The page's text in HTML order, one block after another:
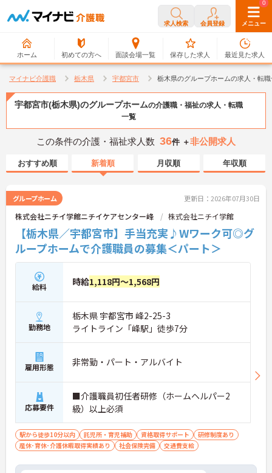
求人検索 会員登録 メニュー
ホーム 初めての方へ 面談会場一覧
0
保存した求人
0
最近見た求人
マイナビ介護職 栃木県 宇都宮市 栃木県のグループホームの求人・転職
宇都宮市(栃木県)のグループホームの介護職・福祉の求人・転職
一覧
この条件の介護・福祉求人数 36件 ＋非公開求人
おすすめ順 新着順 月収順 年収順
グループホーム 更新日：2026年07月30日
株式会社ニチイ学館ニチイケアセンター峰 株式会社ニチイ学館
【栃木県／宇都宮市】手当充実♪Wワーク可◎グ
ループホームで介護職員の募集＜パート＞
給料 時給1,118円～1,568円
勤務地
栃木県 宇都宮市 峰2-25-3
ライトライン「峰駅」徒歩7分
雇用形態 非常勤・パート・アルバイト
応募要件
■介護職員初任者研修（ホームヘルパー2
級）以上必須
駅から徒歩10分以内 託児所・育児補助 資格取得サポート
研修制度あり
産休･育休･介護休暇取得実績あり
社会保険完備 交通費支給